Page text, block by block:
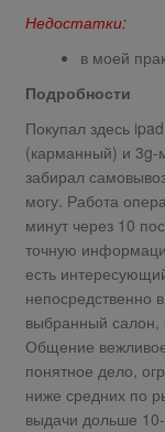
Недостатки:
в моей
Подробности
Покупал здесь
(карманный) и 3g-
забирал
могу. Работа
минут через 10
точную
есть
непосредственно
выбранный салон,
Общение
понятное дело,
ниже средних по
выдачи дольше